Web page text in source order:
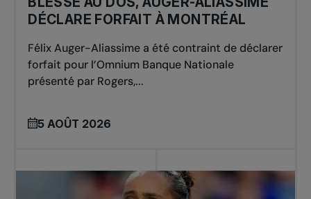
DÉCLARE FORFAIT À MONTRÉAL
Félix Auger-Aliassime a été contraint de déclarer
forfait pour l’Omnium Banque Nationale
présenté par Rogers,...
5 AOÛT 2026